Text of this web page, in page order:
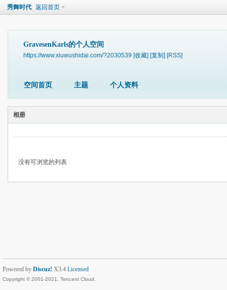
秀舞时代 返回首页
GravesenKarls的个人空间
https://www.xiuwushidai.com/?2030539 [收藏] [复制] [RSS]
空间首页 主题 个人资料
相册
没有可浏览的列表
Powered by Discuz! X3.4 Licensed
Copyright © 2001-2021, Tencent Cloud.